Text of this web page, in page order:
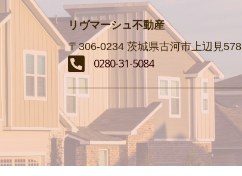
リヴマーシュ不動産
〒306-0234 茨城県古河市上辺見578
0280-31-5084